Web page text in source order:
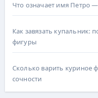
Что означает имя Петро
Как завязать купальник:
фигуры
Сколько варить куриное
сочности